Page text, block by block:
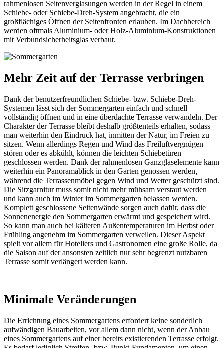
rahmenlosen Seitenverglasungen werden in der Regel in einem
Schiebe- oder Schiebe-Dreh-System angebracht, die ein
großflächiges Öffnen der Seitenfronten erlauben. Im Dachbereich
werden oftmals Aluminium- oder Holz-Aluminium-Konstruktionen
mit Verbundsicherheitsglas verbaut.
Mehr Zeit auf der Terrasse verbringen
Dank der benutzerfreundlichen Schiebe- bzw. Schiebe-Dreh-
Systemen lässt sich der Sommergarten einfach und schnell
vollständig öffnen und in eine überdachte Terrasse verwandeln. Der
Charakter der Terrasse bleibt deshalb größtenteils erhalten, sodass
man weiterhin den Eindruck hat, inmitten der Natur, im Freien zu
sitzen. Wenn allerdings Regen und Wind das Freiluftvergnügen
stören oder es abkühlt, können die leichten Schiebetüren
geschlossen werden. Dank der rahmenlosen Ganzglaselemente kann
weiterhin ein Panoramablick in den Garten genossen werden,
während die Terrassenmöbel gegen Wind und Wetter geschützt sind.
Die Sitzgarnitur muss somit nicht mehr mühsam verstaut werden
und kann auch im Winter im Sommergarten belassen werden.
Komplett geschlossene Seitenwände sorgen auch dafür, dass die
Sonnenenergie den Sommergarten erwärmt und gespeichert wird.
So kann man auch bei kälteren Außentemperaturen im Herbst oder
Frühling angenehm im Sommergarten verweilen. Dieser Aspekt
spielt vor allem für Hoteliers und Gastronomen eine große Rolle, da
die Saison auf der ansonsten zeitlich nur sehr begrenzt nutzbaren
Terrasse somit verlängert werden kann.
Minimale Veränderungen
Die Errichtung eines Sommergartens erfordert keine sonderlich
aufwändigen Bauarbeiten, vor allem dann nicht, wenn der Anbau
eines Sommergartens auf einer bereits existierenden Terrasse erfolgt.